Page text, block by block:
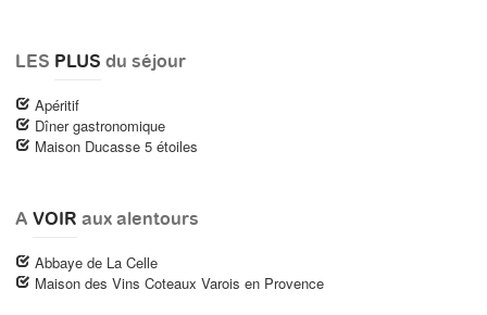
LES PLUS du séjour
Apéritif
Dîner gastronomique
Maison Ducasse 5 étoiles
A VOIR aux alentours
Abbaye de La Celle
Maison des Vins Coteaux Varois en Provence